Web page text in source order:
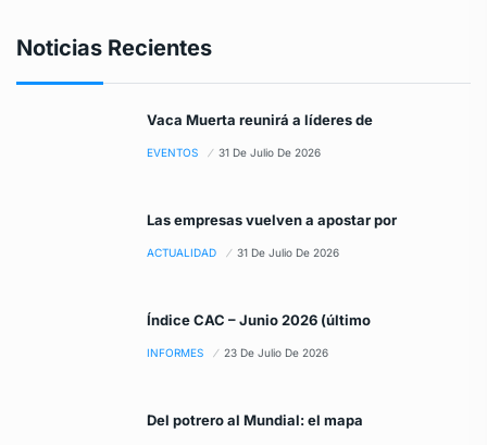
Noticias Recientes
Vaca Muerta reunirá a líderes de
EVENTOS 31 De Julio De 2026
Las empresas vuelven a apostar por
ACTUALIDAD 31 De Julio De 2026
Índice CAC – Junio 2026 (último
INFORMES 23 De Julio De 2026
Del potrero al Mundial: el mapa